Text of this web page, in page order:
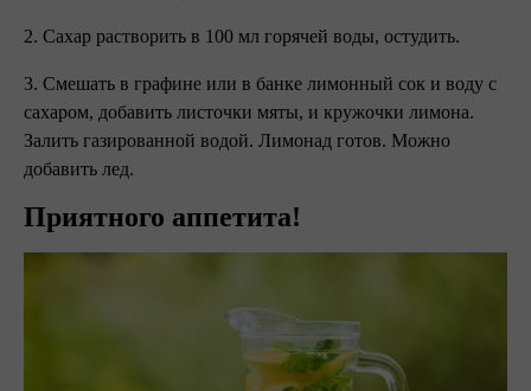
2. Сахар растворить в 100 мл горячей воды, остудить.
3. Смешать в графине или в банке лимонный сок и воду с
сахаром, добавить листочки мяты, и кружочки лимона.
Залить газированной водой. Лимонад готов. Можно
добавить лед.
Приятного аппетита!